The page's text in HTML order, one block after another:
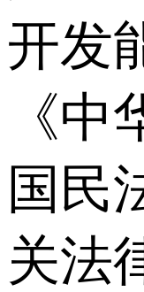
开发
《
国民
关法